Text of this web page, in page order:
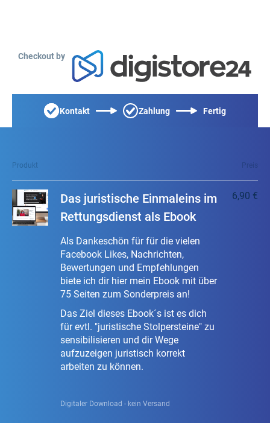
Checkout by
Kontakt Zahlung Fertig
Produkt Preis
Das juristische Einmaleins im
Rettungsdienst als Ebook
Als Dankeschön für für die vielen
Facebook Likes, Nachrichten,
Bewertungen und Empfehlungen
biete ich dir hier mein Ebook mit über
75 Seiten zum Sonderpreis an!
Das Ziel dieses Ebook´s ist es dich
für evtl. "juristische Stolpersteine" zu
sensibilisieren und dir Wege
aufzuzeigen juristisch korrekt
arbeiten zu können.
Digitaler Download - kein Versand
6,90 €